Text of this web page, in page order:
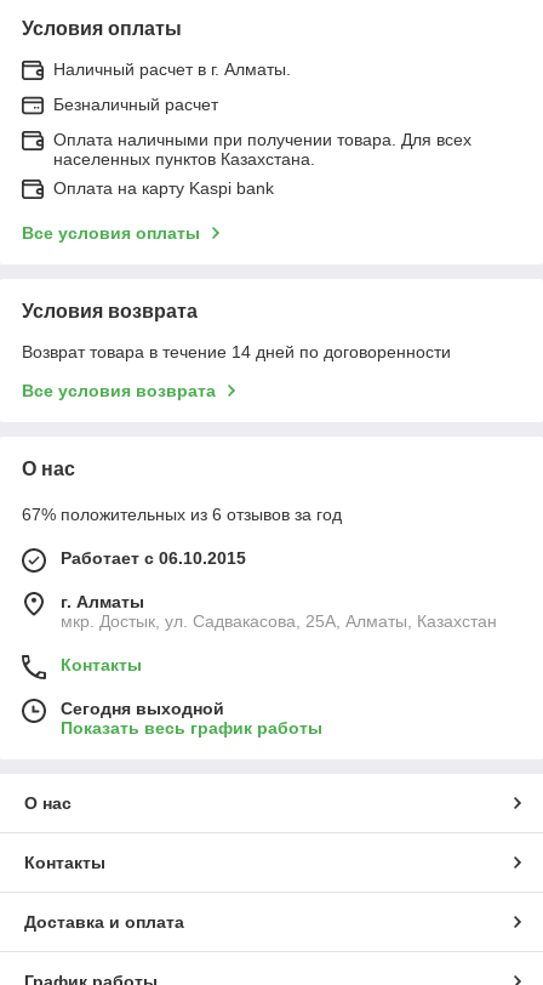
Условия оплаты
Наличный расчет в г. Алматы.
Безналичный расчет
Оплата наличными при получении товара. Для всех
населенных пунктов Казахстана.
Оплата на карту Kaspi bank
Все условия оплаты
Условия возврата
Возврат товара в течение 14 дней по договоренности
Все условия возврата
О нас
67% положительных из 6 отзывов за год
Работает с 06.10.2015
г. Алматы
мкр. Достык, ул. Садвакасова, 25А, Алматы, Казахстан
Контакты
Сегодня выходной
Показать весь график работы
О нас
Контакты
Доставка и оплата
График работы